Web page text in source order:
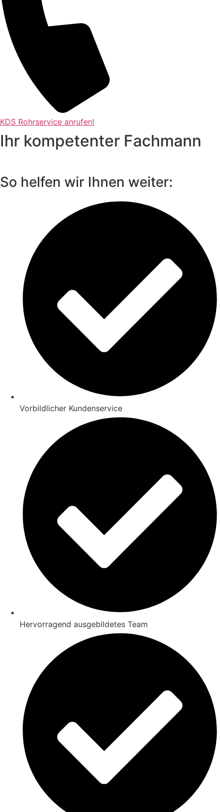
KDS Rohrservice anrufen!
Ihr kompetenter Fachmann
So helfen wir Ihnen weiter:
Vorbildlicher Kundenservice
Hervorragend ausgebildetes Team